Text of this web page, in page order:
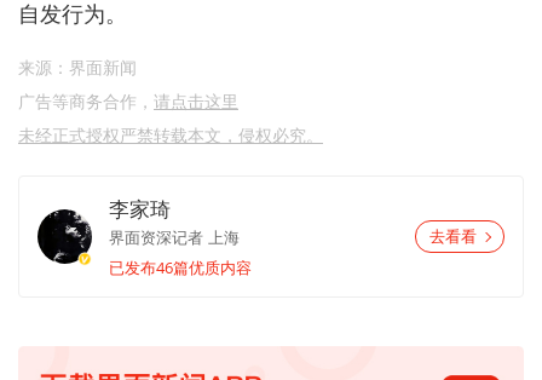
自发行为。
来源：界面新闻
广告等商务合作， 请点击这里
未经正式授权严禁转载本文，侵权必究。
李家琦
界面资深记者 上海
已发布46篇优质内容
去看看